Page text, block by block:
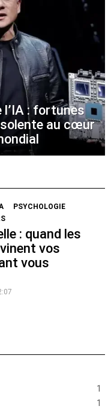
l’IA : fortunes
au cœur
PSYCHOLOGIE
: quand les
vos
vous
1
1